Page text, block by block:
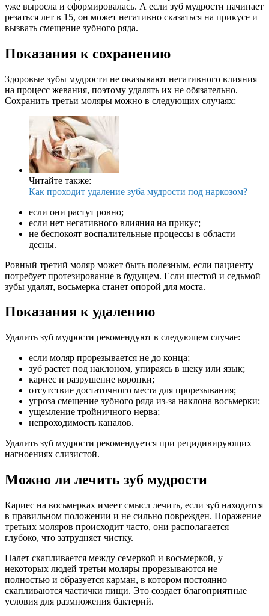
уже выросла и сформировалась. А если зуб мудрости начинает
резаться лет в 15, он может негативно сказаться на прикусе и
вызвать смещение зубного ряда.
Показания к сохранению
Здоровые зубы мудрости не оказывают негативного влияния
на процесс жевания, поэтому удалять их не обязательно.
Сохранить третьи моляры можно в следующих случаях:
Читайте также:
Как проходит удаление зуба мудрости под наркозом?
если они растут ровно;
если нет негативного влияния на прикус;
не беспокоят воспалительные процессы в области
десны.
Ровный третий моляр может быть полезным, если пациенту
потребует протезирование в будущем. Если шестой и седьмой
зубы удалят, восьмерка станет опорой для моста.
Показания к удалению
Удалить зуб мудрости рекомендуют в следующем случае:
если моляр прорезывается не до конца;
зуб растет под наклоном, упираясь в щеку или язык;
кариес и разрушение коронки;
отсутствие достаточного места для прорезывания;
угроза смещение зубного ряда из-за наклона восьмерки;
ущемление тройничного нерва;
непроходимость каналов.
Удалить зуб мудрости рекомендуется при рецидивирующих
нагноениях слизистой.
Можно ли лечить зуб мудрости
Кариес на восьмерках имеет смысл лечить, если зуб находится
в правильном положении и не сильно поврежден. Поражение
третьих моляров происходит часто, они располагается
глубоко, что затрудняет чистку.
Налет скапливается между семеркой и восьмеркой, у
некоторых людей третьи моляры прорезываются не
полностью и образуется карман, в котором постоянно
скапливаются частички пищи. Это создает благоприятные
условия для размножения бактерий.